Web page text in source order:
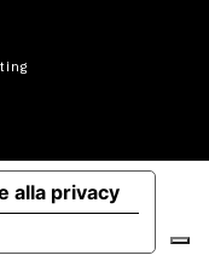
alla privacy